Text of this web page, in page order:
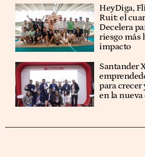
HeyDiga,
Ruit: el
Decelera
riesgo más
impacto
Santander
para crecer
en la